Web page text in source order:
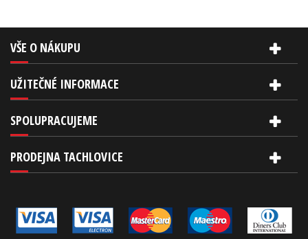
VŠE O NÁKUPU
UŽITEČNÉ INFORMACE
SPOLUPRACUJEME
PRODEJNA TACHLOVICE